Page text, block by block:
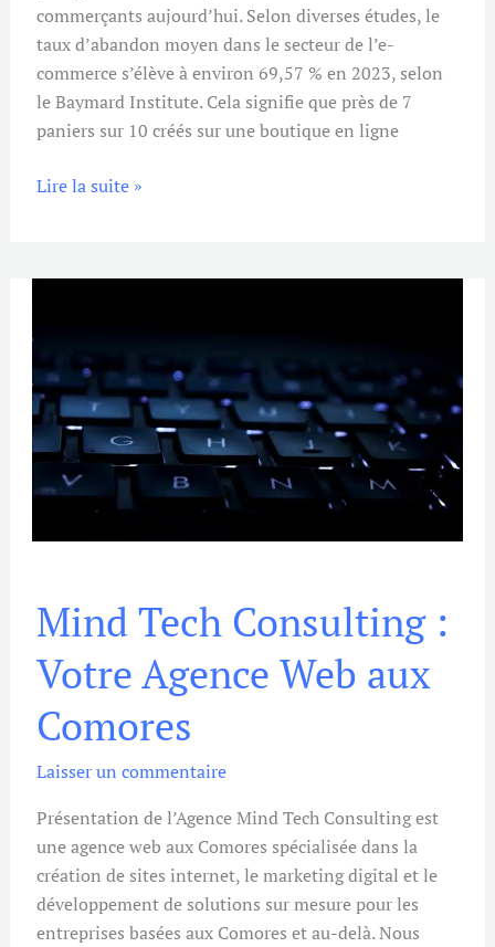
commerçants aujourd’hui. Selon diverses études, le
taux d’abandon moyen dans le secteur de l’e-
commerce s’élève à environ 69,57 % en 2023, selon
le Baymard Institute. Cela signifie que près de 7
paniers sur 10 créés sur une boutique en ligne
Lire la suite »
Mind Tech Consulting :
Votre Agence Web aux
Comores
Laisser un commentaire
Présentation de l’Agence Mind Tech Consulting est
une agence web aux Comores spécialisée dans la
création de sites internet, le marketing digital et le
développement de solutions sur mesure pour les
entreprises basées aux Comores et au-delà. Nous
Tech
Consulting
:
Votre
Agence
aux
Comores